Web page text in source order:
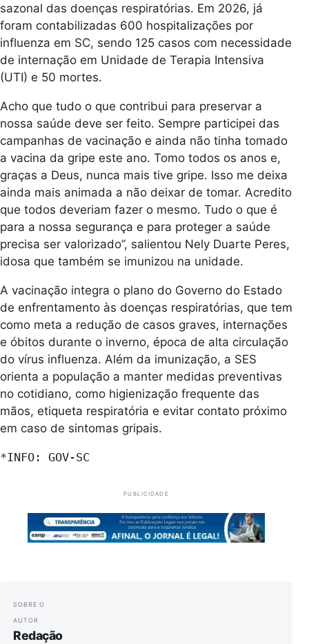
sazonal das doenças respiratórias. Em 2026, já
foram contabilizadas 600 hospitalizações por
influenza em SC, sendo 125 casos com necessidade
de internação em Unidade de Terapia Intensiva
(UTI) e 50 mortes.
Acho que tudo o que contribui para preservar a
nossa saúde deve ser feito. Sempre participei das
campanhas de vacinação e ainda não tinha tomado
a vacina da gripe este ano. Tomo todos os anos e,
graças a Deus, nunca mais tive gripe. Isso me deixa
ainda mais animada a não deixar de tomar. Acredito
que todos deveriam fazer o mesmo. Tudo o que é
para a nossa segurança e para proteger a saúde
precisa ser valorizado”, salientou Nely Duarte Peres,
idosa que também se imunizou na unidade.
A vacinação integra o plano do Governo do Estado
de enfrentamento às doenças respiratórias, que tem
como meta a redução de casos graves, internações
e óbitos durante o inverno, época de alta circulação
do vírus influenza. Além da imunização, a SES
orienta a população a manter medidas preventivas
no cotidiano, como higienização frequente das
mãos, etiqueta respiratória e evitar contato próximo
em caso de sintomas gripais.
*INFO: GOV-SC
PUBLICIDADE
SOBRE O
AUTOR
Redação